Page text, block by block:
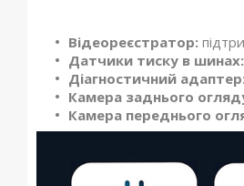
Відеореєстратор:
Датчики тиску в шинах:
Діагностичний адаптер:
Камера заднього
Камера переднього